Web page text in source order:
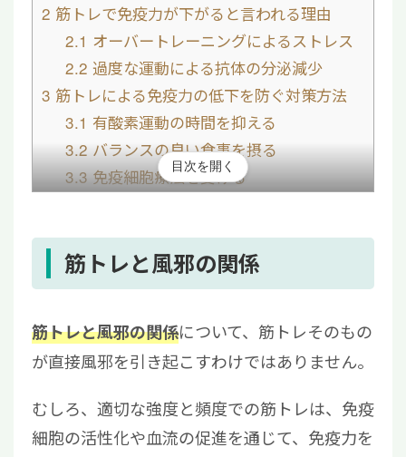
2 筋トレで免疫力が下がると言われる理由
2.1 オーバートレーニングによるストレス
2.2 過度な運動による抗体の分泌減少
3 筋トレによる免疫力の低下を防ぐ対策方法
3.1 有酸素運動の時間を抑える
3.2バランスの良い食事を摂る
3.3免疫細胞療法を受ける
目次を開く
筋トレと風邪の関係
筋トレと風邪の関係について、筋トレそのもの
が直接風邪を引き起こすわけではありません。
むしろ、適切な強度と頻度での筋トレは、免疫
細胞の活性化や血流の促進を通じて、免疫力を